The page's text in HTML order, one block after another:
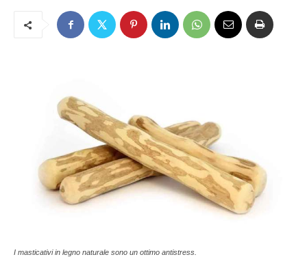
I masticativi in legno naturale sono un ottimo antistress.